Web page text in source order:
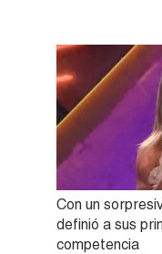
Con un
definió a sus
competencia